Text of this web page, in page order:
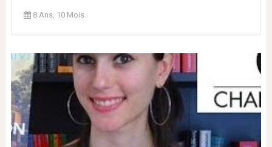
8 Ans, 10 Mois